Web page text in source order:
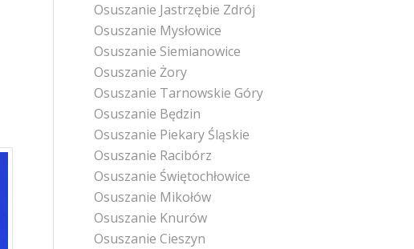
Osuszanie Jastrzębie Zdrój
Osuszanie Mysłowice
Osuszanie Siemianowice
Osuszanie Żory
Osuszanie Tarnowskie Góry
Osuszanie Będzin
Osuszanie Piekary Śląskie
Osuszanie Racibórz
Osuszanie Świętochłowice
Osuszanie Mikołów
Osuszanie Knurów
Osuszanie Cieszyn